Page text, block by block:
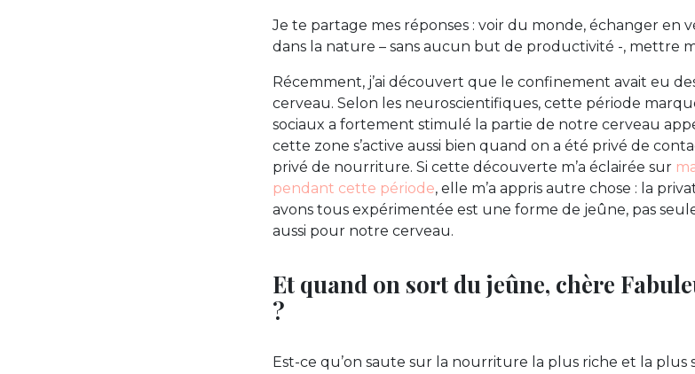
Je te partage mes réponses : voir du monde, échanger en
dans la nature – sans aucun but de productivité -, mettre
Récemment, j’ai découvert que le confinement avait eu
cerveau. Selon les neuroscientifiques, cette période
sociaux a fortement stimulé la partie de notre cerveau
cette zone s’active aussi bien quand on a été privé de
privé de nourriture. Si cette découverte m’a éclairée sur
pendant cette période, elle m’a appris autre chose : la
avons tous expérimentée est une forme de jeûne, pas
aussi pour notre cerveau.
Et quand on sort du jeûne, chère
?
Est-ce qu’on saute sur la nourriture la plus riche et la